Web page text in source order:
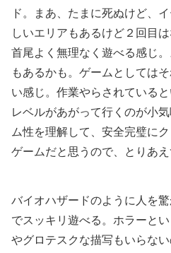
ド。まあ、たまに死ぬけど、
しいエリアもあるけど２回目
首尾よく無理なく遊べる感じ
もあるかも。ゲームとしては
い感じ。作業やらされている
レベルがあがって行くのが小
ム性を理解して、安全完璧に
ゲームだと思うので、とりあ
バイオハザードのように人を
でスッキリ遊べる。ホラーと
やグロテスクな描写もいらな